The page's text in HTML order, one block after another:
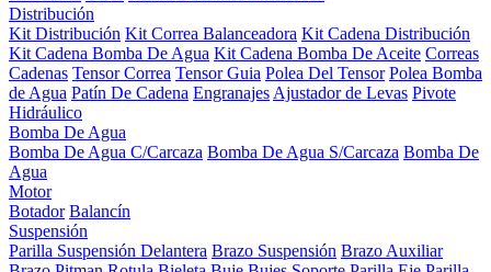
Distribución
Kit Distribución Kit Correa Balanceadora Kit Cadena Distribución
Kit Cadena Bomba De Agua Kit Cadena Bomba De Aceite Correas
Cadenas Tensor Correa Tensor Guia Polea Del Tensor Polea Bomba
de Agua Patín De Cadena Engranajes Ajustador de Levas Pivote
Hidráulico
Bomba De Agua
Bomba De Agua C/Carcaza Bomba De Agua S/Carcaza Bomba De
Agua
Motor
Botador Balancín
Suspensión
Parilla Suspensión Delantera Brazo Suspensión Brazo Auxiliar